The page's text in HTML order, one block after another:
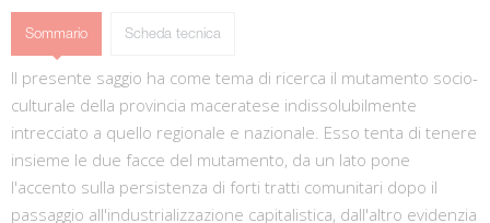
Sommario Scheda tecnica
Il presente saggio ha come tema di ricerca il mutamento socio-
culturale della provincia maceratese indissolubilmente
intrecciato a quello regionale e nazionale. Esso tenta di tenere
insieme le due facce del mutamento, da un lato pone
l'accento sulla persistenza di forti tratti comunitari dopo il
passaggio all'industrializzazione capitalistica, dall'altro evidenzia